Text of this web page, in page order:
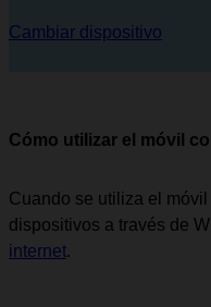
Cambiar dispositivo
Cómo utilizar el móvil
Cuando se utiliza el
dispositivos a través de
internet.